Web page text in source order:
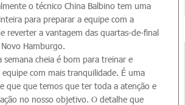
o técnico China Balbino tem uma
para preparar a equipe com a
reverter a vantagem das quartas-de-final
Hamburgo.
semana cheia é bom para treinar e
equipe com mais tranquilidade. É uma
que que temos que ter toda a atenção e
no nosso objetivo. O detalhe que